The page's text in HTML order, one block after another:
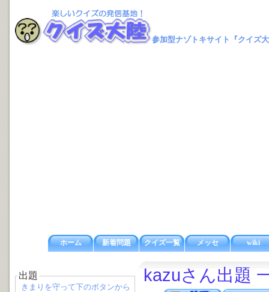
参加型ナゾトキサイト『クイズ
ホーム 新着問題 クイズ一覧 メッセ wiki
出題
きまりを守って下のボタンから
kazuさん出題